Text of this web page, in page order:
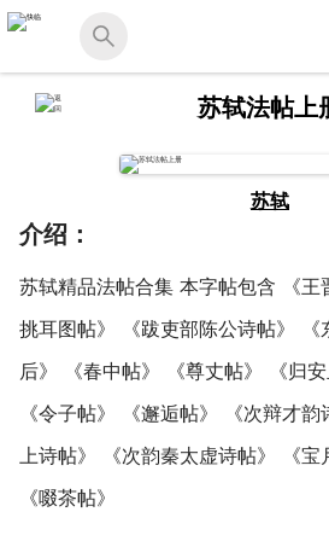
苏轼法帖上
苏轼
介绍：
苏轼精品法帖合集 本字帖包含 《王
挑耳图帖》 《跋吏部陈公诗帖》 《
后》 《春中帖》 《尊丈帖》 《归安
《令子帖》 《邂逅帖》 《次辩才
上诗帖》 《次韵秦太虚诗帖》 《宝
《啜茶帖》